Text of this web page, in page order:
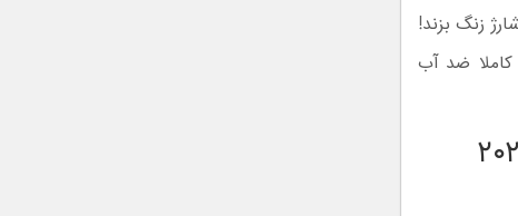
زنگ بزند!
کاملا ضد آب
آب نبودن گوشی های ۲۰۲۲